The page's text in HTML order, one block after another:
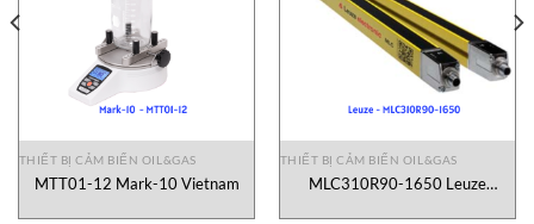
THIẾT BỊ CẢM BIẾN OIL&GAS
MTT01-12 Mark-10 Vietnam
THIẾT BỊ CẢM BIẾN OIL&GAS
MLC310R90-1650 Leuze